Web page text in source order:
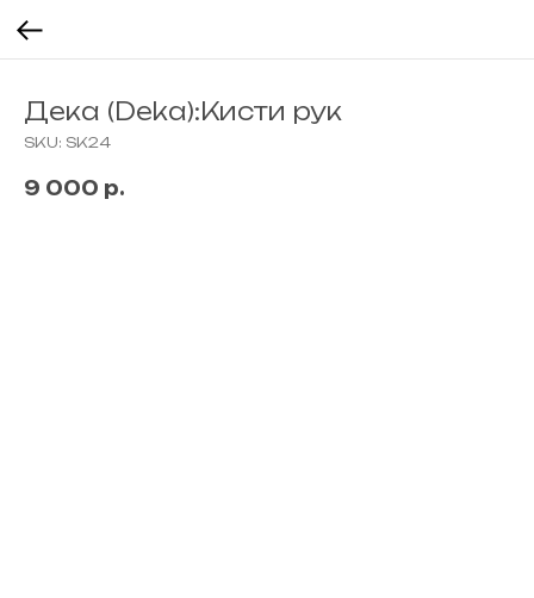
Дека (Deka):Кисти рук
SKU: SK24
9 000 р.